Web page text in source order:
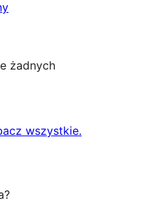
żadnych
wszystkierecenzje
.